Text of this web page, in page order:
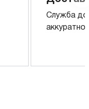
Служба
аккуратно